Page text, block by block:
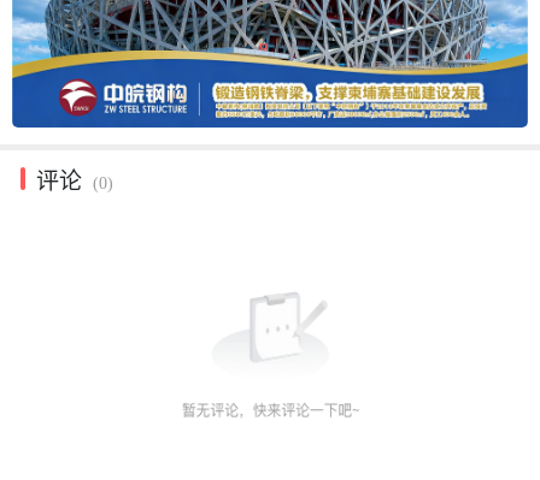
评论 (0)